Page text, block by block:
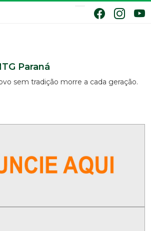
Paraná
sem tradição morre a cada geração.